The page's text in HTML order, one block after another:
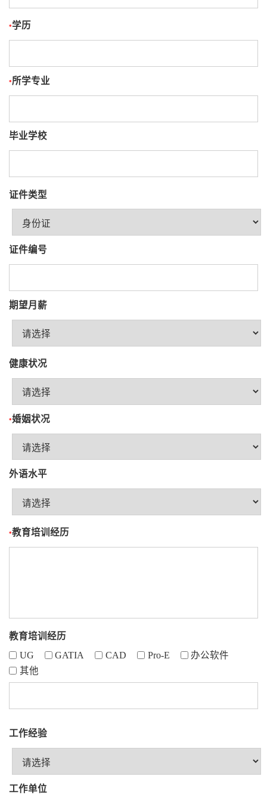
* 学历
* 所学专业
毕业学校
证件类型
证件编号
期望月薪
健康状况
*婚姻状况
外语水平
*教育培训经历
教育培训经历
UG
GATIA CAD Pro-E
办公软件
其他
工作经验
工作单位